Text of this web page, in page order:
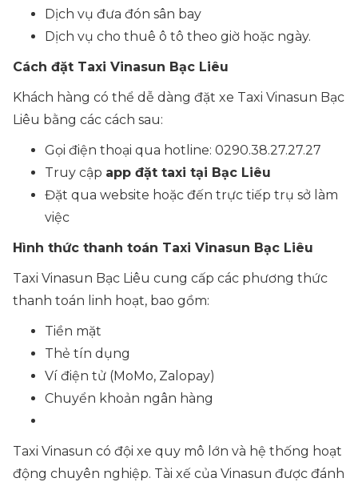
Dịch vụ đưa đón sân bay
Dịch vụ cho thuê ô tô theo giờ hoặc ngày.
Cách đặt Taxi Vinasun Bạc Liêu
Khách hàng có thể dễ dàng đặt xe Taxi Vinasun Bạc
Liêu bằng các cách sau:
Gọi điện thoại qua hotline: 0290.38.27.27.27
Truy cập app đặt taxi tại Bạc Liêu
Đặt qua website hoặc đến trực tiếp trụ sở làm
việc
Hình thức thanh toán Taxi Vinasun Bạc Liêu
Taxi Vinasun Bạc Liêu cung cấp các phương thức
thanh toán linh hoạt, bao gồm:
Tiền mặt
Thẻ tín dụng
Ví điện tử (MoMo, Zalopay)
Chuyển khoản ngân hàng
Taxi Vinasun có đội xe quy mô lớn và hệ thống hoạt
động chuyên nghiệp. Tài xế của Vinasun được đánh